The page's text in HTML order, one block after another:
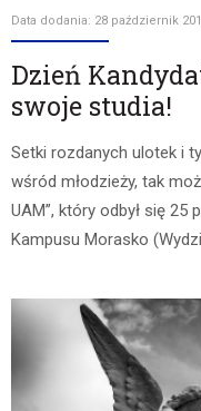
Data dodania: 28 październik
Dzień
swoje studia!
Setki rozdanych ulotek i
wśród młodzieży, tak
UAM”, który odbył się 25
Kampusu Morasko